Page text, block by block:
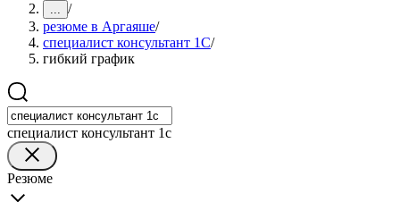
... /
резюме в Аргаяше/
специалист консультант 1С/
гибкий график
специалист консультант 1с
Резюме